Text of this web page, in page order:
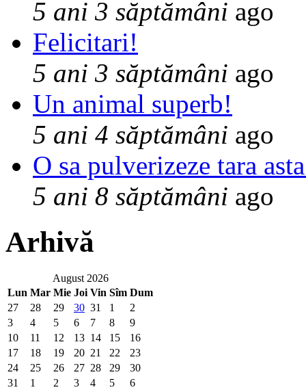
5 ani 3 săptămâni ago
Felicitari!
5 ani 3 săptămâni ago
Un animal superb!
5 ani 4 săptămâni ago
O sa pulverizeze tara
5 ani 8 săptămâni ago
Arhivă
August 2026
Lun Mar Mie Joi Vin Sîm Dum
27
28 29 30 31 1
2
3
4 5 6 7 8
9
10
11 12 13 14 15
16
17
18 19 20 21 22
23
24
25 26 27 28 29
30
31
1 2 3 4 5 6